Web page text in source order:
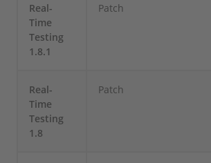
Real-
Time
Testing
1.8.1
Patch
Real-
Time
Testing
1.8
Patch